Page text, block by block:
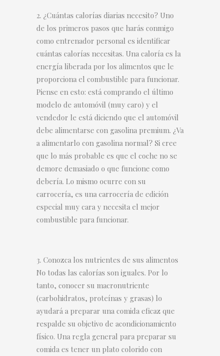
¿Cuántas calorías diarias necesito? Uno
de los primeros pasos que harás conmigo
como entrenador personal es identificar
cuántas calorías necesitas. Una caloría es la
energía liberada por los alimentos que le
proporciona el combustible para funcionar.
Piense en esto: está comprando el último
modelo de automóvil (muy caro) y el
vendedor le está diciendo que el automóvil
debe alimentarse con gasolina premium. ¿Va
a alimentarlo con gasolina normal? Si cree
que lo más probable es que el coche no se
demore demasiado o que funcione como
debería. Lo mismo ocurre con su
carrocería, es una carrocería de edición
especial muy cara y necesita el mejor
combustible para funcionar.
Conozca los nutrientes de sus alimentos
No todas las calorías son iguales. Por lo
tanto, conocer su macronutriente
(carbohidratos, proteínas y grasas) lo
ayudará a preparar una comida eficaz que
respalde su objetivo de acondicionamiento
físico. Una regla general para preparar su
comida es tener un plato colorido con